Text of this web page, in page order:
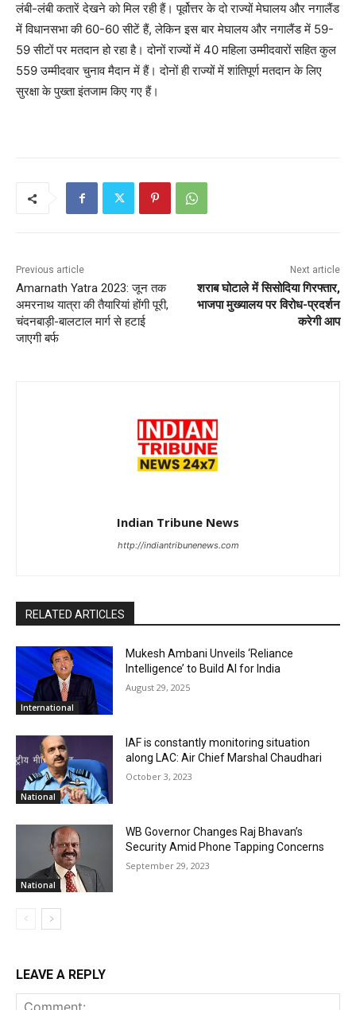
लंबी-लंबी कतारें देखने को मिल रही हैं। पूर्वोत्तर के दो राज्यों मेघालय और नगालैंड
में विधानसभा की 60-60 सीटें हैं, लेकिन इस बार मेघालय और नगालैंड में 59-
59 सीटों पर मतदान हो रहा है। दोनों राज्यों में 40 महिला उम्मीदवारों सहित कुल
559 उम्मीदवार चुनाव मैदान में हैं। दोनों ही राज्यों में शांतिपूर्ण मतदान के लिए
सुरक्षा के पुख्ता इंतजाम किए गए हैं।
Previous article
Amarnath Yatra 2023: जून तक
अमरनाथ यात्रा की तैयारियां होंगी पूरी,
चंदनबाड़ी-बालटाल मार्ग से हटाई
जाएगी बर्फ
Next article
शराब घोटाले में सिसोदिया गिरफ्तार,
भाजपा मुख्यालय पर विरोध-प्रदर्शन
करेगी आप
Indian Tribune News
http://indiantribunenews.com
RELATED ARTICLES
International
Mukesh Ambani Unveils ‘Reliance
Intelligence’ to Build AI for India
August 29, 2025
National
IAF is constantly monitoring situation
along LAC: Air Chief Marshal Chaudhari
October 3, 2023
National
WB Governor Changes Raj Bhavan’s
Security Amid Phone Tapping Concerns
September 29, 2023
LEAVE A REPLY